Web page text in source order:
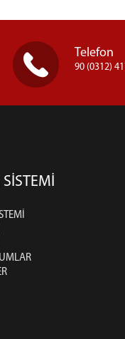
Telefon
90 (0312)